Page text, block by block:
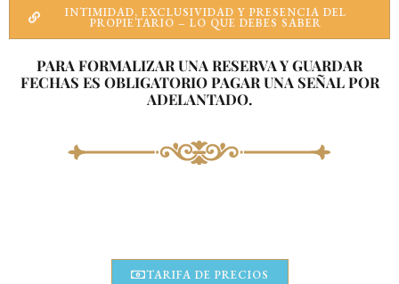
INTIMIDAD, EXCLUSIVIDAD Y PRESENCIA DEL
PROPIETARIO – LO QUE DEBES SABER
PARA FORMALIZAR UNA RESERVA Y GUARDAR
FECHAS ES OBLIGATORIO PAGAR UNA SEÑAL POR
ADELANTADO.
TARIFA DE PRECIOS